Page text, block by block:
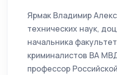
Ярмак Владимир
технических наук,
начальника
криминалистов ВА
профессор